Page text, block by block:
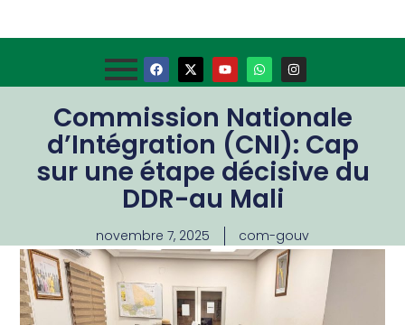
Commission Nationale
d’Intégration (CNI): Cap
sur une étape décisive du
DDR-au Mali
novembre 7, 2025 com-gouv